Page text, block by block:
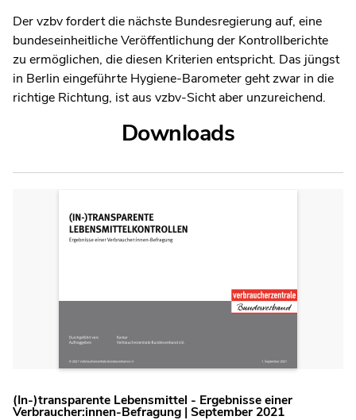
Der vzbv fordert die nächste Bundesregierung auf, eine
bundeseinheitliche Veröffentlichung der Kontrollberichte
zu ermöglichen, die diesen Kriterien entspricht. Das jüngst
in Berlin eingeführte Hygiene-Barometer geht zwar in die
richtige Richtung, ist aus vzbv-Sicht aber unzureichend.
Downloads
(In-)transparente Lebensmittel - Ergebnisse einer
Verbraucher:innen-Befragung | September 2021